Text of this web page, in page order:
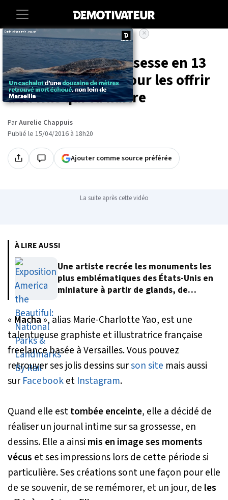
Accueil Art-photographie
Elle raconte sa grossesse en 13
dessins sublimes pour les offrir
à sa fille qui va naître
ParAurelie Chappuis
Publié le 15/04/2016 à 18h20
Ajouter comme source préférée
La suite après cette vidéo
×
À LIRE AUSSI
Une artiste recrée les monuments les
plus emblématiques des États-Unis en
miniature à partir de glands, de
« Macha», alias Marie-Charlotte Yao, est une
talentueuse graphiste et illustratrice française
freelance basée à Versailles. Vous pouvez
retrouver ses jolis dessins surson site mais aussi
sur Facebooket Instagram.
Quand elle esttombée enceinte, elle a décidé de
réaliser un journal intime sur sa grossesse, en
dessins. Elle a ainsi mis en image ses moments
vécus et ses impressions lors de cette période si
particulière. Ses créations sont une façon pour elle
de se souvenir, de se remémorer, et un jour, de les